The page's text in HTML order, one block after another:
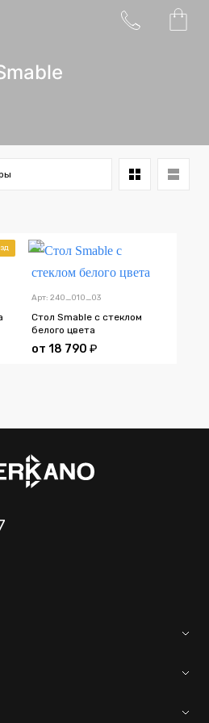
Арт: 240_010_03
Стол Smable с стеклом
белого цвета
от 18 790 ₽